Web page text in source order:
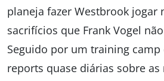
planeja fazer Westbrook jogar
sacrifícios que Frank Vogel
Seguido por um training
reports quase diárias sobre as